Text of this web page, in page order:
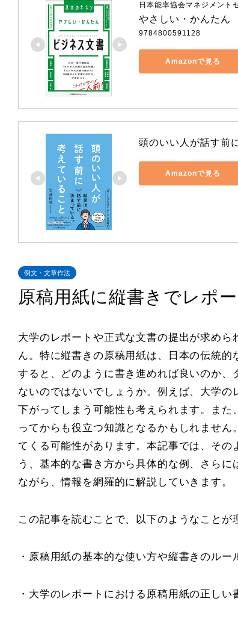
日本能率協会マネジメント
やさしい・かんたん
9784800591128
Amazonで見る
頭のいい人が話す前
Amazonで見る
例文・文章作法
原稿用紙に縦書きでレポ
大学のレポートや正式な文書の提出が求め
ん。特に縦書きの原稿用紙は、日本の伝統
すると、どのように書き進めれば良いのか、
ないのではないでしょうか。例えば、大学
下がってしまう可能性も考えられます。ま
ってからも役立つ知識となるかもしれませ
てくる可能性があります。本記事では、そ
う、基本的な書き方から具体的な例、さら
ながら、情報を網羅的に解説していきます。
この記事を読むことで、以下のようなことが
・原稿用紙の基本的な使い方や縦書きのルー
・大学のレポートにおける原稿用紙の正しい